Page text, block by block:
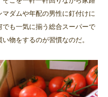
ダムや年配の男性に釘付けに
も一気に揃う総合スーパーで
物をするのが習慣なのだ。